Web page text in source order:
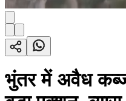
भुंतर में अवैध